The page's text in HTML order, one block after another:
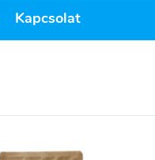
Kapcsolat